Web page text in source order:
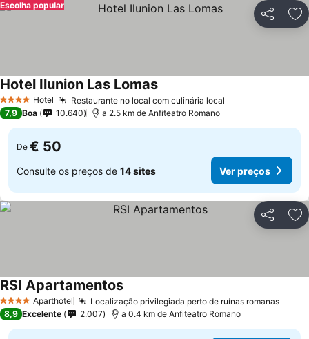
Partilhar
Escolha popular
4 EstrelasHotel Restaurante no local com culinária local
Hotel Ilunion Las LomasVer preços
7,9 Boa 10.640 a 2.5 km de Anfiteatro Romano
De € 50
Consulte os preços de 14 sites Ver preços
Partilhar
4 EstrelasAparthotel Localização privilegiada perto de ruínas romanasVer
RSI ApartamentosVer preços
8,9 Excelente 2.007 a 0.4 km de Anfiteatro Romano